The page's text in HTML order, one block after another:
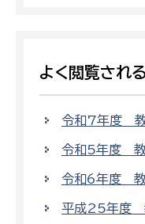
よく閲覧され
令和7年度 教
令和5年度 教
令和6年度 教
平成25年度